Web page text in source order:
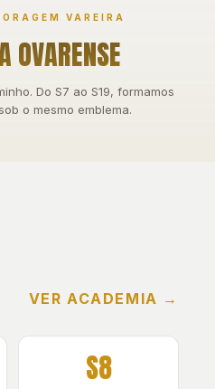
VAREIRA
OVARENSE
Do S7 ao S19, formamos
o mesmo emblema.
VER ACADEMIA →
S8